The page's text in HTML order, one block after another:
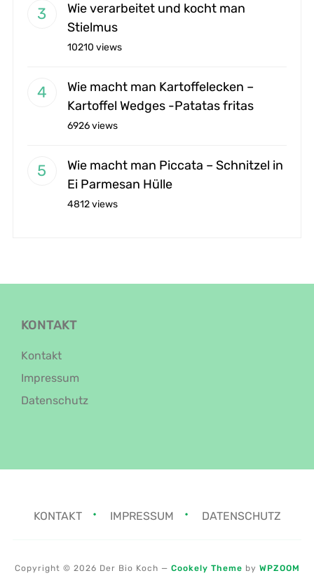
Wie verarbeitet und kocht man
Stielmus
10210 views
Wie macht man Kartoffelecken –
Kartoffel Wedges -Patatas fritas
6926 views
Wie macht man Piccata – Schnitzel in
Ei Parmesan Hülle
4812 views
KONTAKT
Kontakt
Impressum
Datenschutz
KONTAKT IMPRESSUM DATENSCHUTZ
Copyright © 2026 Der Bio Koch — Cookely Theme by WPZOOM